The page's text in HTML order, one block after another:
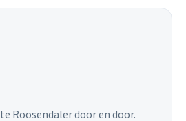
Roosendaler door en door.